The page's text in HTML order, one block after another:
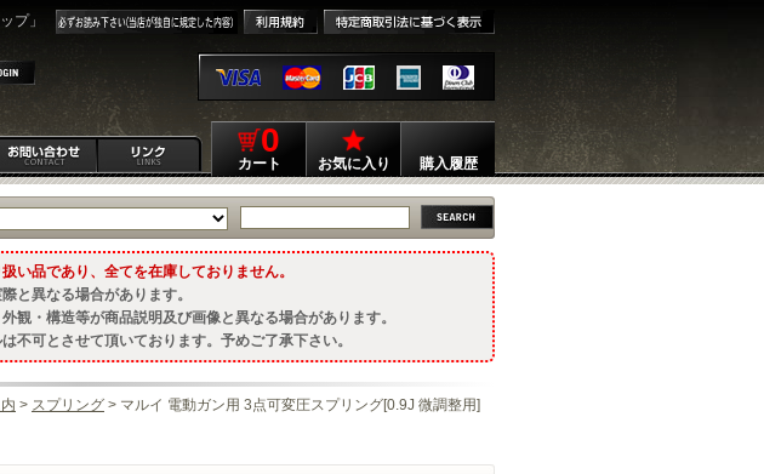
プ」
0
カート お気に入り 購入履歴
い品であり、全てを在庫しておりません。
と異なる場合があります。
観・構造等が商品説明及び画像と異なる場合があります。
不可とさせて頂いております。予めご了承下さい。
> スプリング > マルイ 電動ガン用 3点可変圧スプリング[0.9J 微調整用]